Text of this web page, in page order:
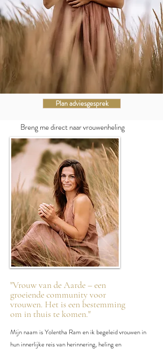
Plan adviesgesprek
Breng me direct naar vrouwenheling
"Vrouw van de Aarde–een
groeiende community voor
vrouwen. Het is een bestemming
om in thuis te komen."
Mijn naam is Yolentha Ram en ik begeleid vrouwen in
hun innerlijke reis van herinnering, heling en